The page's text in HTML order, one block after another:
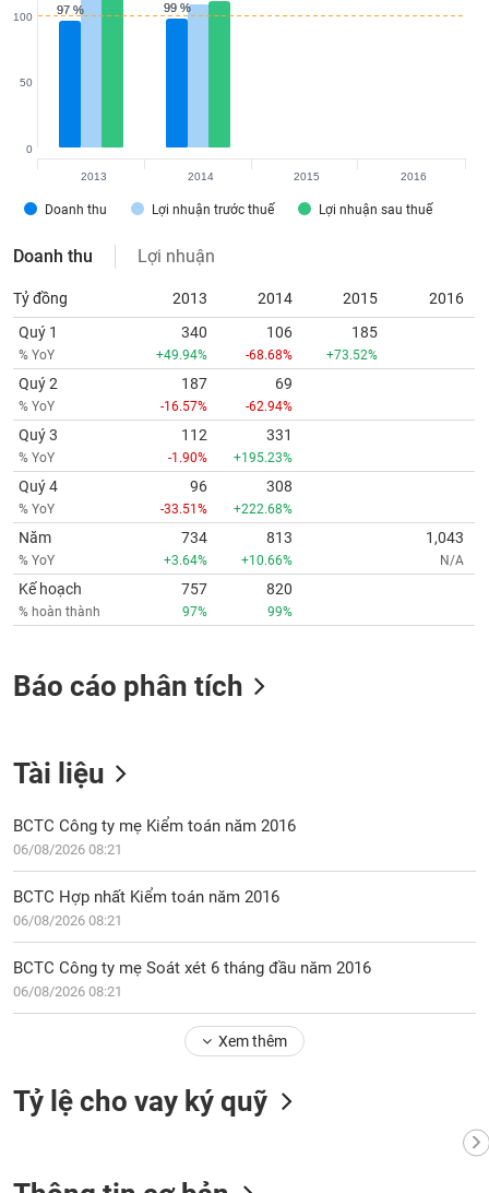
97 %
97 % 99 %
99 %
Doanh thu Lợi nhuận trước thuế Lợi nhuận sau thuế
0
50
100
2013 2014 2015 2016
Doanh thu Lợi nhuận
Tỷ đồng 2013 2014 2015
2016
Quý 1
% YoY
340
+49.94%
106
-68.68%
185
+73.52%
Quý 2
% YoY
187
-16.57%
69
-62.94%
Quý 3
% YoY
112
-1.90%
331
+195.23%
Quý 4
% YoY
96
-33.51%
308
+222.68%
Năm
% YoY
734
+3.64%
813
+10.66%
1,043
N/A
Kế hoạch
% hoàn thành
757
97%
820
99%
Báo cáo phân tích
Tài liệu
BCTC Công ty mẹ Kiểm toán năm 2016
06/08/2026 08:21
BCTC Hợp nhất Kiểm toán năm 2016
06/08/2026 08:21
BCTC Công ty mẹ Soát xét 6 tháng đầu năm 2016
06/08/2026 08:21
Xem thêm
Tỷ lệ cho vay ký quỹ